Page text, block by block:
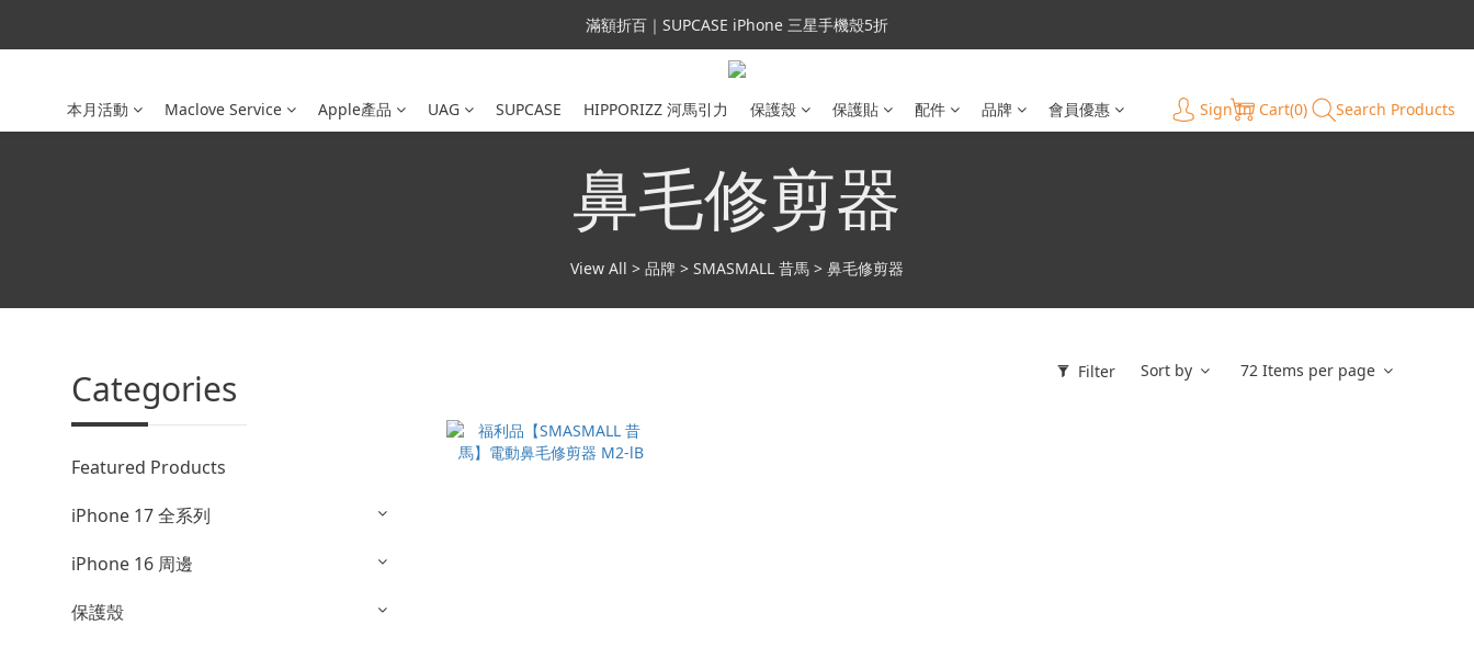
會員699免運｜父親節禮手機殼5折、行動電源66折
滿額折百｜SUPCASE iPhone 三星手機殼5折
會員699免運｜父親節禮手機殼5折、行動電源66折
本月活動
Maclove Service Apple產品 UAG SUPCASE HIPPORIZZ 河馬引力 保護殼 保護貼 配件 品牌 會員優惠 Sign In Cart(0) Search Products
鼻毛修剪器
View All > 品牌 > SMASMALL 昔馬> 鼻毛修剪器
Categories
Featured Products
iPhone 17 全系列
iPhone 16 周邊
保護殼
Filter Sort by 72 Items per page